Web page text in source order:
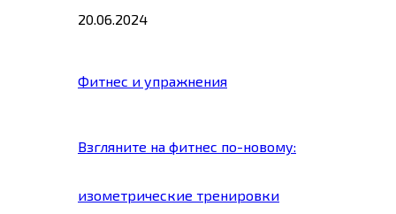
20.06.2024
Фитнес и упражнения
Взгляните на фитнес по-новому:
изометрические тренировки